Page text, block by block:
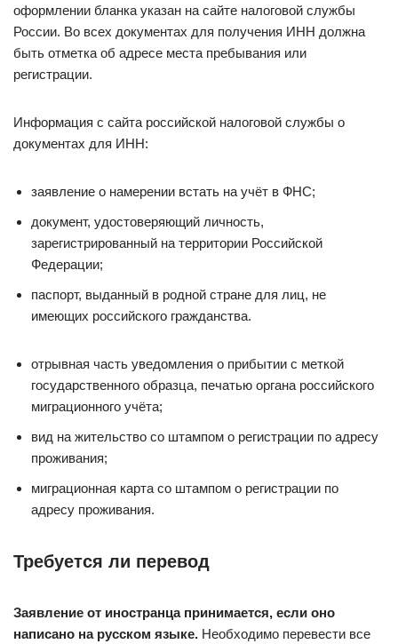
оформлении бланка указан на сайте налоговой службы
России. Во всех документах для получения ИНН должна
быть отметка об адресе места пребывания или
регистрации.
Информация с сайта российской налоговой службы о
документах для ИНН:
заявление о намерении встать на учёт в ФНС;
документ, удостоверяющий личность,
зарегистрированный на территории Российской
Федерации;
паспорт, выданный в родной стране для лиц, не
имеющих российского гражданства.
отрывная часть уведомления о прибытии с меткой
государственного образца, печатью органа российского
миграционного учёта;
вид на жительство со штампом о регистрации по адресу
проживания;
миграционная карта со штампом о регистрации по
адресу проживания.
Требуется ли перевод
Заявление от иностранца принимается, если оно
написано на русском языке. Необходимо перевести все